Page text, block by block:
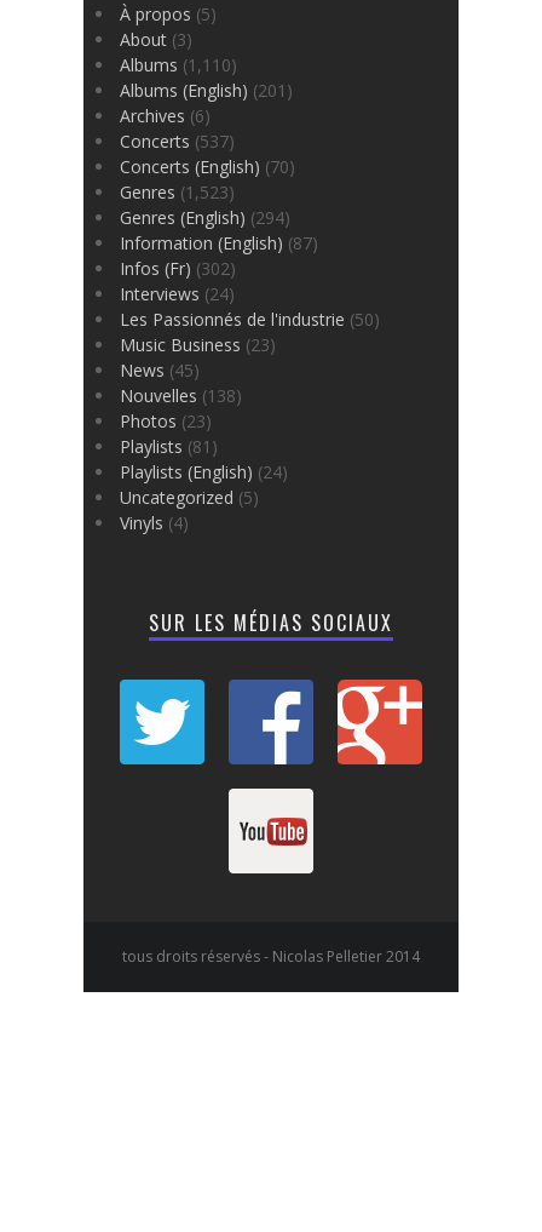
À propos (5)
About (3)
Albums (1,110)
Albums (English) (201)
Archives (6)
Concerts (537)
Concerts (English) (70)
Genres (1,523)
Genres (English) (294)
Information (English) (87)
Infos (Fr) (302)
Interviews (24)
Les Passionnés de l'industrie (50)
Music Business (23)
News (45)
Nouvelles (138)
Photos (23)
Playlists (81)
Playlists (English) (24)
Uncategorized (5)
Vinyls (4)
SUR LES MÉDIAS SOCIAUX
tous droits réservés - Nicolas Pelletier 2014